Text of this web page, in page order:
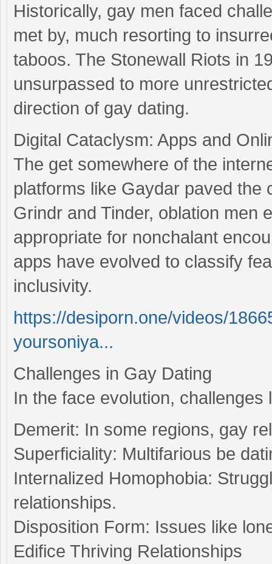
Historically, gay men faced
met by, much resorting to
taboos. The Stonewall Riots in
unsurpassed to more
direction of gay dating.
Digital Cataclysm: Apps and
The get somewhere of the
platforms like Gaydar paved
Grindr and Tinder, oblation men
appropriate for nonchalant
apps have evolved to classify
inclusivity.
https://desiporn.one/videos/
yoursoniya...
Challenges in Gay Dating
In the face evolution, challenges
Demerit: In some regions, gay
Superficiality: Multifarious be
Internalized Homophobia:
relationships.
Disposition Form: Issues like
Edifice Thriving Relationships